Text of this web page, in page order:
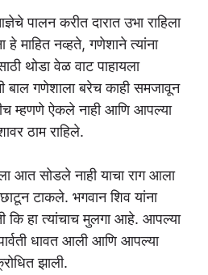
पालन करीत दारात उभा राहिला
हे माहित नव्हते, गणेशाने त्यांना
थोडा वेळ वाट पाहायला
बाल गणेशाला बरेच काही समजावून
म्हणणे ऐकले नाही आणि आपल्या
ठाम राहिले.
आत सोडले नाही याचा राग आला
टाकले. भगवान शिव यांना
कि हा त्यांचाच मुलगा आहे. आपल्या
धावत आली आणि आपल्या
झाली.